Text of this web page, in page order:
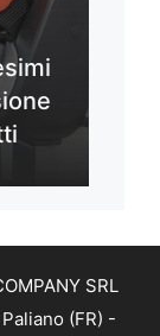
SRL
(FR) -